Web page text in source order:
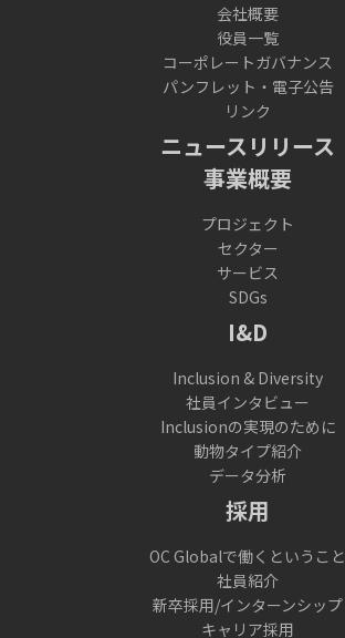
会社概要
役員一覧
コーポレートガバナンス
パンフレット・電子公告
リンク
ニュースリリース
事業概要
プロジェクト
セクター
サービス
SDGs
I&D
Inclusion & Diversity
社員インタビュー
Inclusionの実現のために
動物タイプ紹介
データ分析
採用
OC Globalで働くということ
社員紹介
新卒採用/インターンシップ
キャリア採用